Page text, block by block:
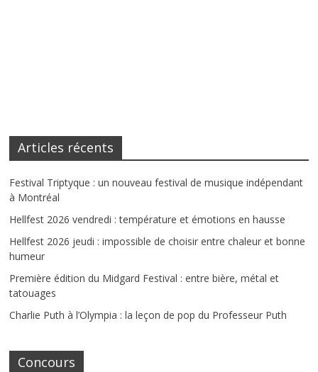
Articles récents
Festival Triptyque : un nouveau festival de musique indépendant
à Montréal
Hellfest 2026 vendredi : température et émotions en hausse
Hellfest 2026 jeudi : impossible de choisir entre chaleur et bonne
humeur
Première édition du Midgard Festival : entre bière, métal et
tatouages
Charlie Puth à l’Olympia : la leçon de pop du Professeur Puth
Concours